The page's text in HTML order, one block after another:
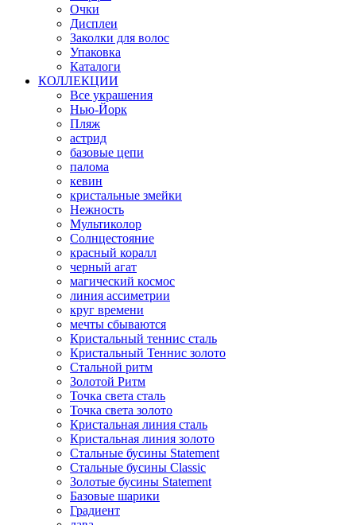
Очки
Дисплеи
Заколки для волос
Упаковка
Каталоги
КОЛЛЕКЦИИ
Все украшения
Нью-Йорк
Пляж
астрид
базовые цепи
палома
кевин
кристальные змейки
Нежность
Мультиколор
Солнцестояние
красный коралл
черный агат
магический космос
линия ассиметрии
круг времени
мечты сбываются
Кристальный теннис сталь
Кристальный Теннис золото
Стальной ритм
Золотой Ритм
Точка света сталь
Точка света золото
Кристальная линия сталь
Кристальная линия золото
Стальные бусины Statement
Стальные бусины Classic
Золотые бусины Statement
Базовые шарики
Градиент